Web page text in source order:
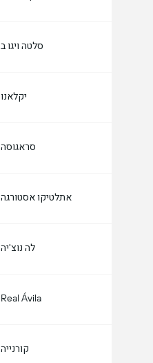
סלטה ויגו ב
יקלאנו
סראגוסה
אתלטיקו אסטורגה
לה נוצ'יה
Real Ávila
קורנייה